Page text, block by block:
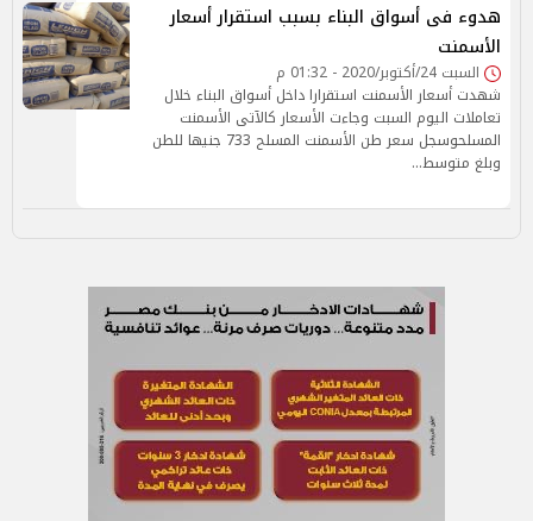
هدوء فى أسواق البناء بسبب استقرار أسعار
الأسمنت
السبت 24/أكتوبر/2020 - 01:32 م
شهدت أسعار الأسمنت استقرارا داخل أسواق البناء خلال
تعاملات اليوم السبت وجاءت الأسعار كالآتى الأسمنت
المسلحوسجل سعر طن الأسمنت المسلح 733 جنيها للطن
وبلغ متوسط…